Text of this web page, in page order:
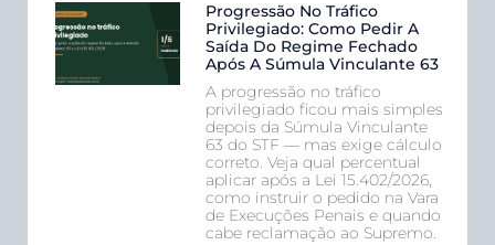
Progressão No Tráfico
Privilegiado: Como Pedir A
Saída Do Regime Fechado
Após A Súmula Vinculante 63
A progressão no tráfico
privilegiado ficou mais simples
depois da Súmula Vinculante
63 do STF — mas exige cálculo
correto. Veja qual percentual
aplicar após a Lei 15.402/2026,
como instruir o pedido na Vara
de Execuções Penais e quando
cabe reclamação ao Supremo.